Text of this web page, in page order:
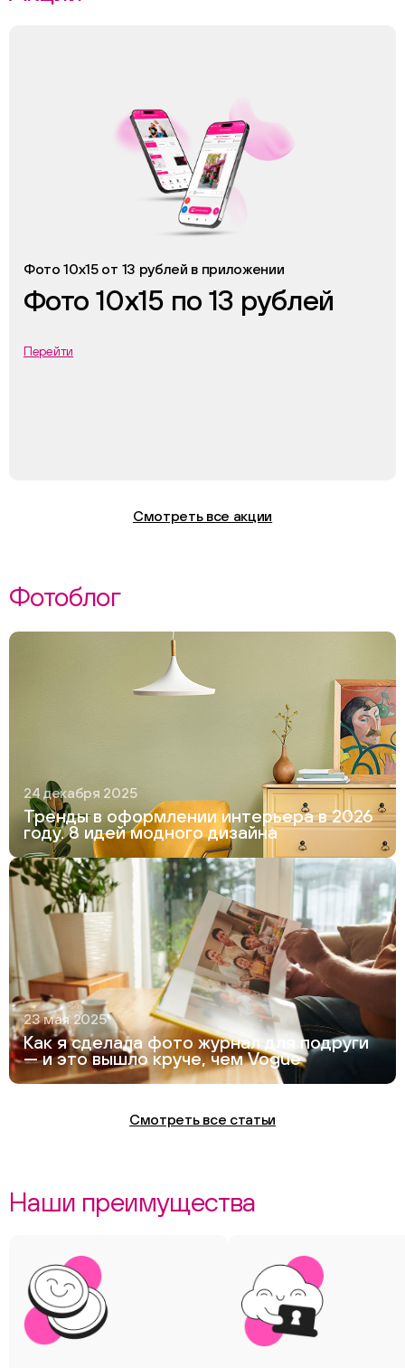
Фото 10х15 от 13 рублей в приложении
Фото 10х15 по 13 рублей
Перейти
Смотреть все акции
Фотоблог
24 декабря 2025
Тренды в оформлении интерьера в 2026
году. 8 идей модного дизайна
23 мая 2025
Как я сделала фото журнал для подруги
— и это вышло круче, чем Vogue
Смотреть все статьи
Наши преимущества